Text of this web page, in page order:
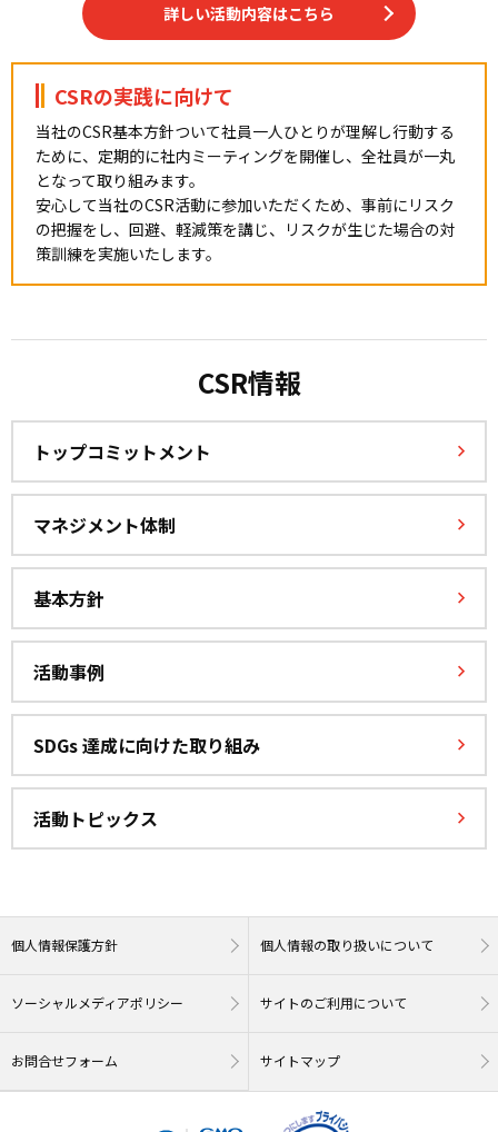
詳しい活動内容はこちら
CSRの実践に向けて
当社のCSR基本方針ついて社員一人ひとりが理解し行動する
ために、定期的に社内ミーティングを開催し、全社員が一丸
となって取り組みます。
安心して当社のCSR活動に参加いただくため、事前にリスク
の把握をし、回避、軽減策を講じ、リスクが生じた場合の対
策訓練を実施いたします。
CSR情報
トップコミットメント
マネジメント体制
基本方針
活動事例
SDGs 達成に向けた取り組み
活動トピックス
個人情報保護方針 個人情報の取り扱いについて
ソーシャルメディアポリシー サイトのご利用について
お問合せフォーム サイトマップ